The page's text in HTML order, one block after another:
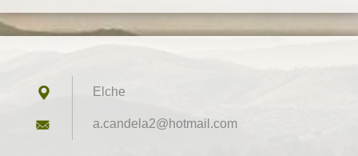
Elche
a.candel a2@hotmail.com